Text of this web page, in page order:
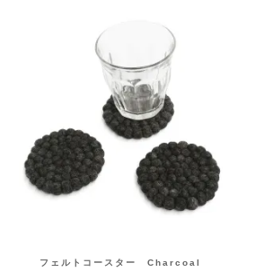
フェルトコースター Charcoal